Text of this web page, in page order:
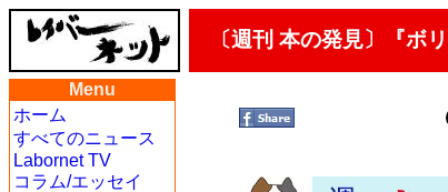
〔週刊 本の発見〕『ボ
Menu
ホーム
すべてのニュース
Labornet TV
コラム/エッセイ